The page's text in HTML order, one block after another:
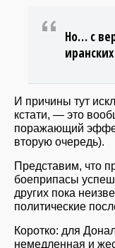
Но… с
И причины тут
кстати, — это
поражающий
вторую очередь).
Представим, что
боеприпасы
других пока
политические
Коротко: для
немедленная и